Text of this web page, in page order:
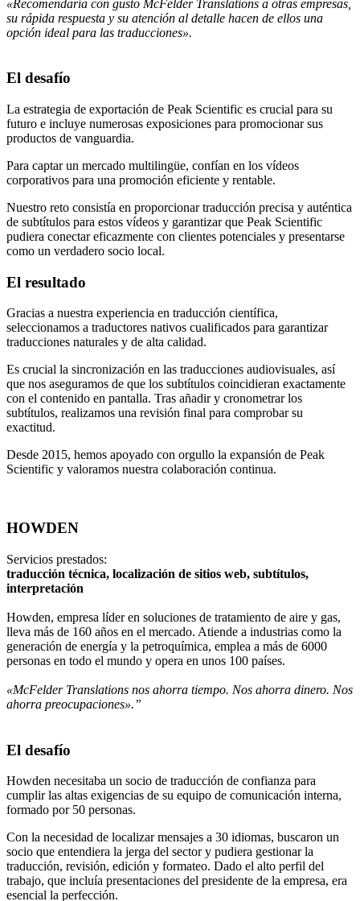
«Recomendaría con gusto McFelder Translations a otras empresas,
su rápida respuesta y su atención al detalle hacen de ellos una
opción ideal para las traducciones».
El desafío
La estrategia de exportación de Peak Scientific es crucial para su
futuro e incluye numerosas exposiciones para promocionar sus
productos de vanguardia.
Para captar un mercado multilingüe, confían en los vídeos
corporativos para una promoción eficiente y rentable.
Nuestro reto consistía en proporcionar traducción precisa y auténtica
de subtítulos para estos vídeos y garantizar que Peak Scientific
pudiera conectar eficazmente con clientes potenciales y presentarse
como un verdadero socio local.
El resultado
Gracias a nuestra experiencia en traducción científica,
seleccionamos a traductores nativos cualificados para garantizar
traducciones naturales y de alta calidad.
Es crucial la sincronización en las traducciones audiovisuales, así
que nos aseguramos de que los subtítulos coincidieran exactamente
con el contenido en pantalla. Tras añadir y cronometrar los
subtítulos, realizamos una revisión final para comprobar su
exactitud.
Desde 2015, hemos apoyado con orgullo la expansión de Peak
Scientific y valoramos nuestra colaboración continua.
HOWDEN
Servicios prestados:
traducción técnica, localización de sitios web, subtítulos,
interpretación
Howden, empresa líder en soluciones de tratamiento de aire y gas,
lleva más de 160 años en el mercado. Atiende a industrias como la
generación de energía y la petroquímica, emplea a más de 6000
personas en todo el mundo y opera en unos 100 países.
«McFelder Translations nos ahorra tiempo. Nos ahorra dinero. Nos
ahorra preocupaciones».”
El desafío
Howden necesitaba un socio de traducción de confianza para
cumplir las altas exigencias de su equipo de comunicación interna,
formado por 50 personas.
Con la necesidad de localizar mensajes a 30 idiomas, buscaron un
socio que entendiera la jerga del sector y pudiera gestionar la
traducción, revisión, edición y formateo. Dado el alto perfil del
trabajo, que incluía presentaciones del presidente de la empresa, era
esencial la perfección.